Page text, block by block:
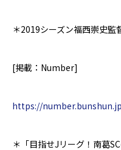
＊2019シーズン福西崇史監
[掲載： Number]
https://
＊ 「目指せJリーグ！南葛